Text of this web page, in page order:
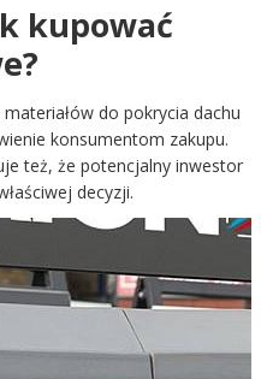
kupować
do pokrycia dachu
konsumentom zakupu.
też, że potencjalny inwestor
decyzji.